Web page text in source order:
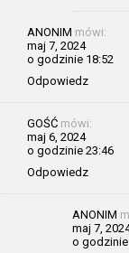
ANONIM mówi:
maj 7, 2024
o godzinie 18:52
Odpowiedz
GOŚĆ mówi:
maj 6, 2024
o godzinie 23:46
Odpowiedz
ANONIM
maj 7,
o godzinie